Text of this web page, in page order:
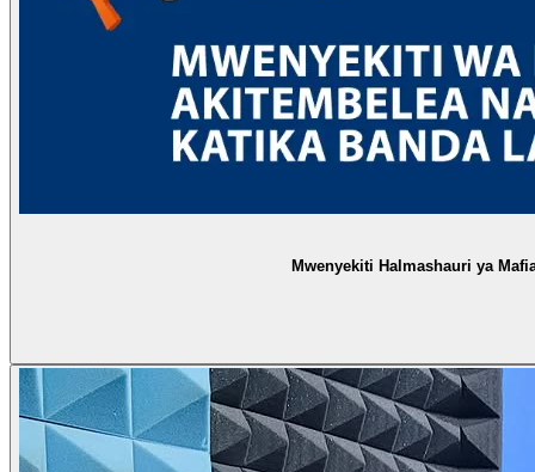
Mwenyekiti Halmashauri ya